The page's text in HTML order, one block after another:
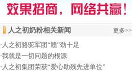
人之初奶粉相关新闻 更多>>
· 人之初骆驼军团“赣”劲十足
·我就是一切问题的根源
· 人之初集团荣获“爱心助残先进单位”